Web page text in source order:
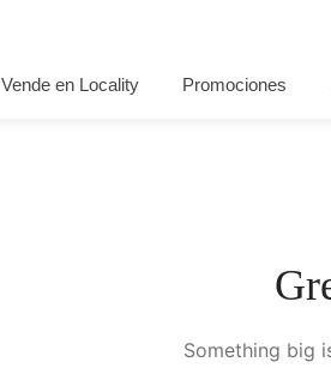
Vende en Locality Promociones
Something big